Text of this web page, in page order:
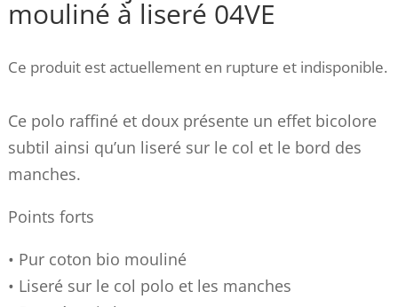
mouliné à liseré 04VE
Ce produit est actuellement en rupture et indisponible.
Ce polo raffiné et doux présente un effet bicolore
subtil ainsi qu’un liseré sur le col et le bord des
manches.
Points forts
• Pur coton bio mouliné
• Liseré sur le col polo et les manches